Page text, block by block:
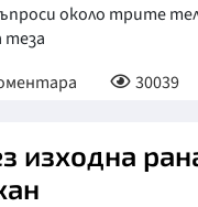
около трите
теза
30039
изходна